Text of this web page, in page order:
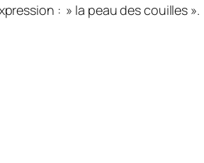
: » la peau des couilles ».